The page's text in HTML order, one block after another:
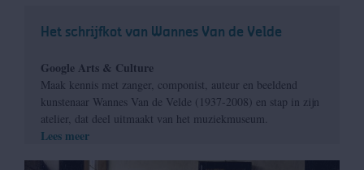
Het schrijfkot van Wannes Van de Velde
Google Arts & Culture
Maak kennis met zanger, componist, auteur en beeldend
kunstenaar Wannes Van de Velde (1937-2008) en stap in zijn
atelier, dat deel uitmaakt van het muziekmuseum.
Lees meer